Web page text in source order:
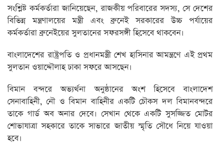
সংশ্লিষ্ট কর্মকর্তারা জানিয়েছেন, রাজকীয় পরিবারের সদস্য, সে দেশের
বিভিন্ন মন্ত্রণালয়ের মন্ত্রী এবং ব্রুনেই সরকারের উচ্চ পর্যায়ের
কর্মকর্তারা ব্রুনেইয়ের সুলতানের সফরসঙ্গী হিসেবে থাকবেন।
বাংলাদেশের রাষ্ট্রপতি ও প্রধানমন্ত্রী শেখ হাসিনার আমন্ত্রণে এই প্রথম
সুলতান ওয়াদ্দৌলাহ ঢাকা সফরে আসছেন।
বিমান বন্দরে অভ্যর্থনা অনুষ্ঠানের অংশ হিসেবে বাংলাদেশ
সেনাবাহিনী, নৌ ও বিমান বাহিনীর একটি চৌকস দল বিমানবন্দরে
তাকে গার্ড অব অনার দেবে। সেখান থেকে একটি সুসজ্জিত মোটর
শোভাযাত্রা সহকারে তাকে সাভারে জাতীয় স্মৃতি সৌধে নিয়ে যাওয়া
হবে।